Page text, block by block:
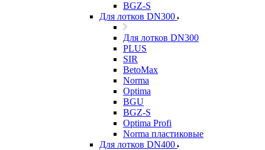
BGZ-S
Для лотков DN300
Для лотков DN300
PLUS
SIR
BetoMax
Norma
Optima
BGU
BGZ-S
Optima Profi
Norma пластиковые
Для лотков DN400